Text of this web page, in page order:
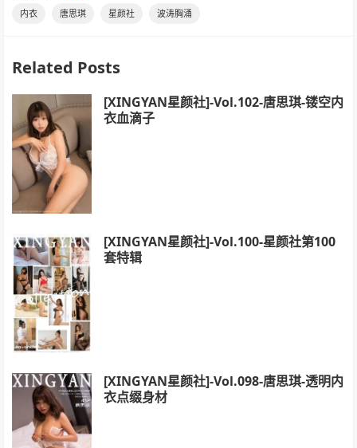
内衣 唐思琪 星颜社 波涛胸涌
Related Posts
[XINGYAN星颜社]-Vol.102-唐思琪-镂空内
衣血滴子
[XINGYAN星颜社]-Vol.100-星颜社第100
套特辑
[XINGYAN星颜社]-Vol.098-唐思琪-透明内
衣点缀身材